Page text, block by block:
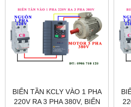
BIẾN TẦN KCLY VÀO 1 PHA
220V RA 3 PHA 380V, BIẾN